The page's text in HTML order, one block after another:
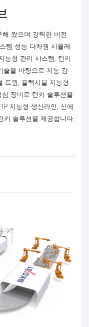
왔으며 강력한 비전
템 성능 다차원 시뮬레
능형 관리 시스템, 턴키
술을 바탕으로 지능 감
트윈, 플렉시블 지능형
장비로 턴키 솔루션을
지능형 생산라인, 신에
키 솔루션을 제공합니다.